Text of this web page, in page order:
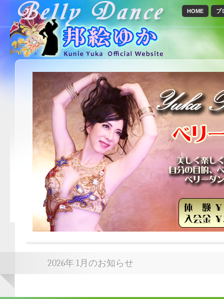
プ
HOME
2026年 1月のお知らせ